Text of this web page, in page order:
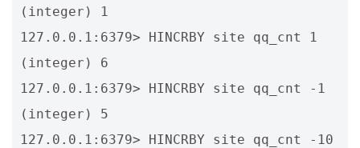
(integer) 1
127.0.0.1:6379> HINCRBY site qq_cnt 1
(integer) 6
127.0.0.1:6379> HINCRBY site qq_cnt -1
(integer) 5
127.0.0.1:6379> HINCRBY site qq_cnt -10